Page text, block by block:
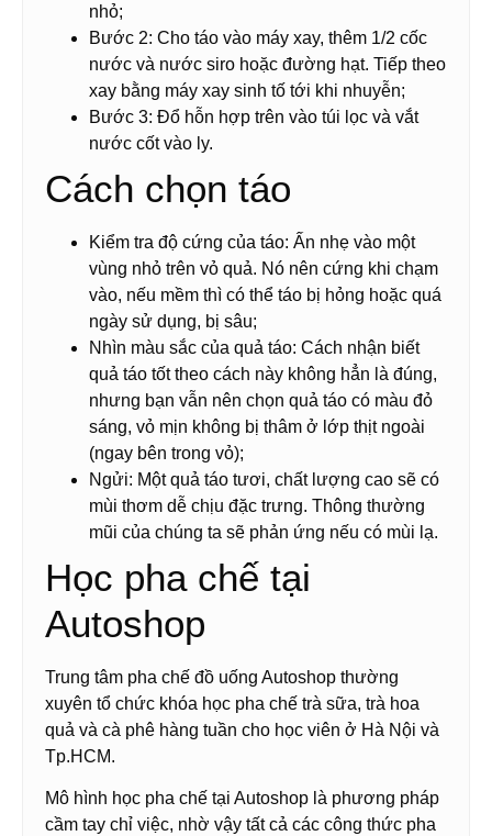
nhỏ;
Bước 2: Cho táo vào máy xay, thêm 1/2 cốc
nước và nước siro hoặc đường hạt. Tiếp theo
xay bằng máy xay sinh tố tới khi nhuyễn;
Bước 3: Đổ hỗn hợp trên vào túi lọc và vắt
nước cốt vào ly.
Cách chọn táo
Kiểm tra độ cứng của táo: Ấn nhẹ vào một
vùng nhỏ trên vỏ quả. Nó nên cứng khi chạm
vào, nếu mềm thì có thể táo bị hỏng hoặc quá
ngày sử dụng, bị sâu;
Nhìn màu sắc của quả táo: Cách nhận biết
quả táo tốt theo cách này không hẳn là đúng,
nhưng bạn vẫn nên chọn quả táo có màu đỏ
sáng, vỏ mịn không bị thâm ở lớp thịt ngoài
(ngay bên trong vỏ);
Ngửi: Một quả táo tươi, chất lượng cao sẽ có
mùi thơm dễ chịu đặc trưng. Thông thường
mũi của chúng ta sẽ phản ứng nếu có mùi lạ.
Học pha chế tại
Autoshop
Trung tâm pha chế đồ uống Autoshop thường
xuyên tổ chức khóa học pha chế trà sữa, trà hoa
quả và cà phê hàng tuần cho học viên ở Hà Nội và
Tp.HCM.
Mô hình học pha chế tại Autoshop là phương pháp
cầm tay chỉ việc, nhờ vậy tất cả các công thức pha